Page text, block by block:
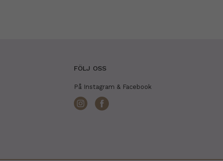
FÖLJ OSS
På Instagram & Facebook